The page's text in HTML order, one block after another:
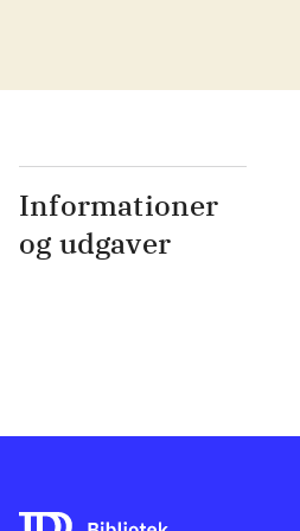
Informationer
og udgaver